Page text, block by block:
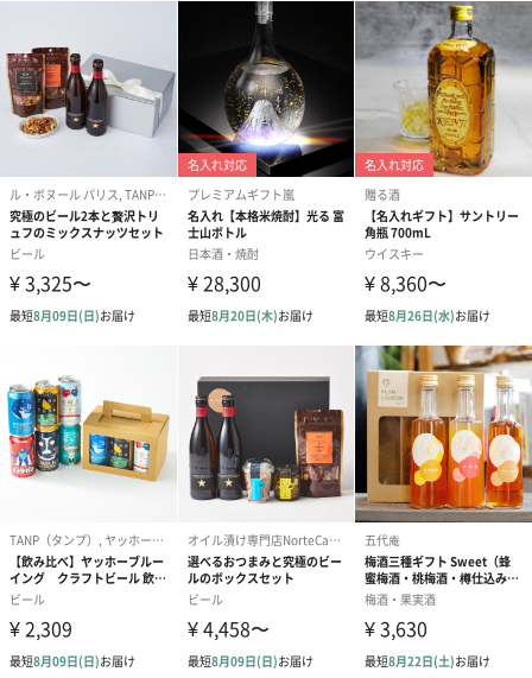
リラックスグッズを同梱してお届けします。
かき氷入浴剤4点セット
（ブルー）（748円）
かき氷入浴剤4点セット
（イエロー）（748円）
バスフラワー
【Thank you
円）
ハンドタオル・ハンカチ
ハンドタオル・ハンカチを同梱してお届けいたします。ギフトへ
の＋αにおすすめです。